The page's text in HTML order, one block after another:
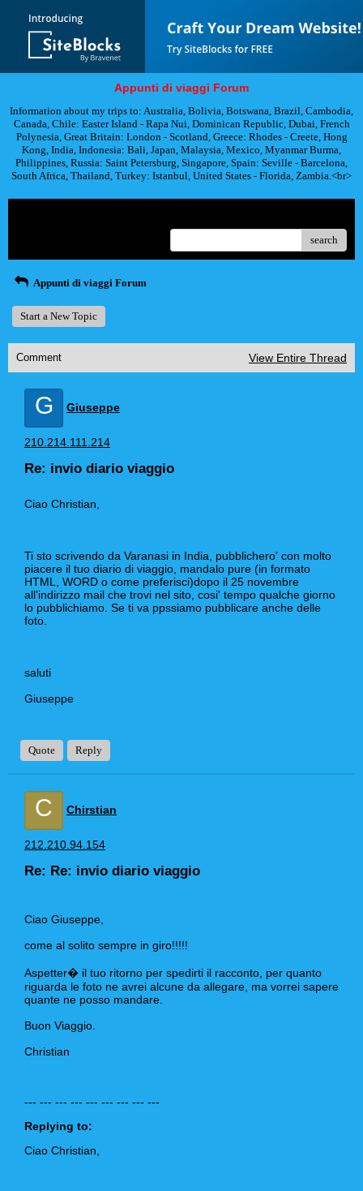
Appunti di viaggi Forum
Information about my trips to: Australia, Bolivia, Botswana, Brazil, Cambodia,
Canada, Chile: Easter Island - Rapa Nui, Dominican Republic, Dubai, French
Polynesia, Great Britain: London - Scotland, Greece: Rhodes - Creete, Hong
Kong, India, Indonesia: Bali, Japan, Malaysia, Mexico, Myanmar Burma,
Philippines, Russia: Saint Petersburg, Singapore, Spain: Seville - Barcelona,
South Africa, Thailand, Turkey: Istanbul, United States - Florida, Zambia.<br>
search
Appunti di viaggi Forum
Start a New Topic
Comment View Entire Thread
G Giuseppe
210.214.111.214
Quote Reply
Re: invio diario viaggio
Ciao Christian,
Ti sto scrivendo da Varanasi in India, pubblichero' con molto
piacere il tuo diario di viaggio, mandalo pure (in formato
HTML, WORD o come preferisci)dopo il 25 novembre
all'indirizzo mail che trovi nel sito, cosi' tempo qualche giorno
lo pubblichiamo. Se ti va ppssiamo pubblicare anche delle
foto.
saluti
Giuseppe
C Chirstian
212.210.94.154
Re: Re: invio diario viaggio
Ciao Giuseppe,
come al solito sempre in giro!!!!!
Aspetter� il tuo ritorno per spedirti il racconto, per quanto
riguarda le foto ne avrei alcune da allegare, ma vorrei sapere
quante ne posso mandare.
Buon Viaggio.
Christian
--- --- --- --- --- --- --- --- ---
Replying to:
Ciao Christian,